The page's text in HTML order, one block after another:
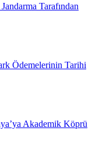
Tarafından
Ödemelerinin Tarihi
Akademik Köprü